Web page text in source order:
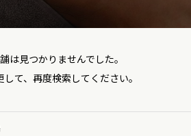
は見つかりませんでした。
て、再度検索してください。